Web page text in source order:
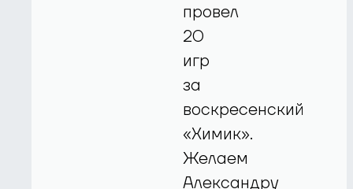
провел
20
игр
за
воскресенский
«Химик».
Желаем
Александру